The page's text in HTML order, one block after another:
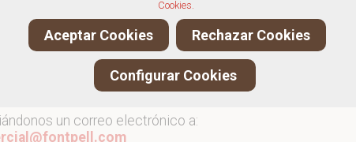
más abotinados para mujer
más información llamándonos a los teléfonos:
040
un correo electrónico a:
Cookies.
Aceptar Cookies Rechazar Cookies
Configurar Cookies